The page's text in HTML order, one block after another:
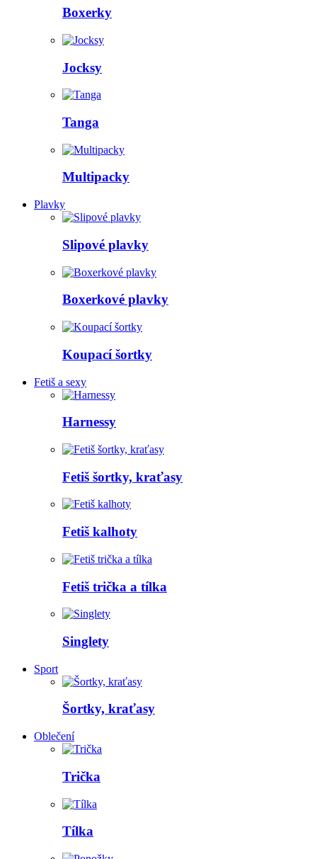
Boxerky
Jocksy
Tanga
Multipacky
Plavky
Slipové plavky
Boxerkové plavky
Koupací šortky
Fetiš a sexy
Harnessy
Fetiš šortky, kraťasy
Fetiš kalhoty
Fetiš trička a tílka
Singlety
Sport
Šortky, kraťasy
Oblečení
Trička
Tílka